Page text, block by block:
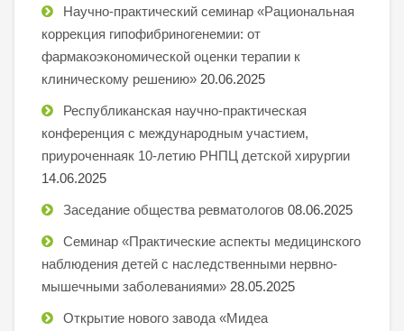
Научно-практический семинар «Рациональная
коррекция гипофибриногенемии: от
фармакоэкономической оценки терапии к
клиническому решению» 20.06.2025
Республиканская научно-практическая
конференция с международным участием,
приуроченнаяк 10-летию РНПЦ детской хирургии
14.06.2025
Заседание общества ревматологов 08.06.2025
Семинар «Практические аспекты медицинского
наблюдения детей с наследственными нервно-
мышечными заболеваниями» 28.05.2025
Открытие нового завода «Мидеа